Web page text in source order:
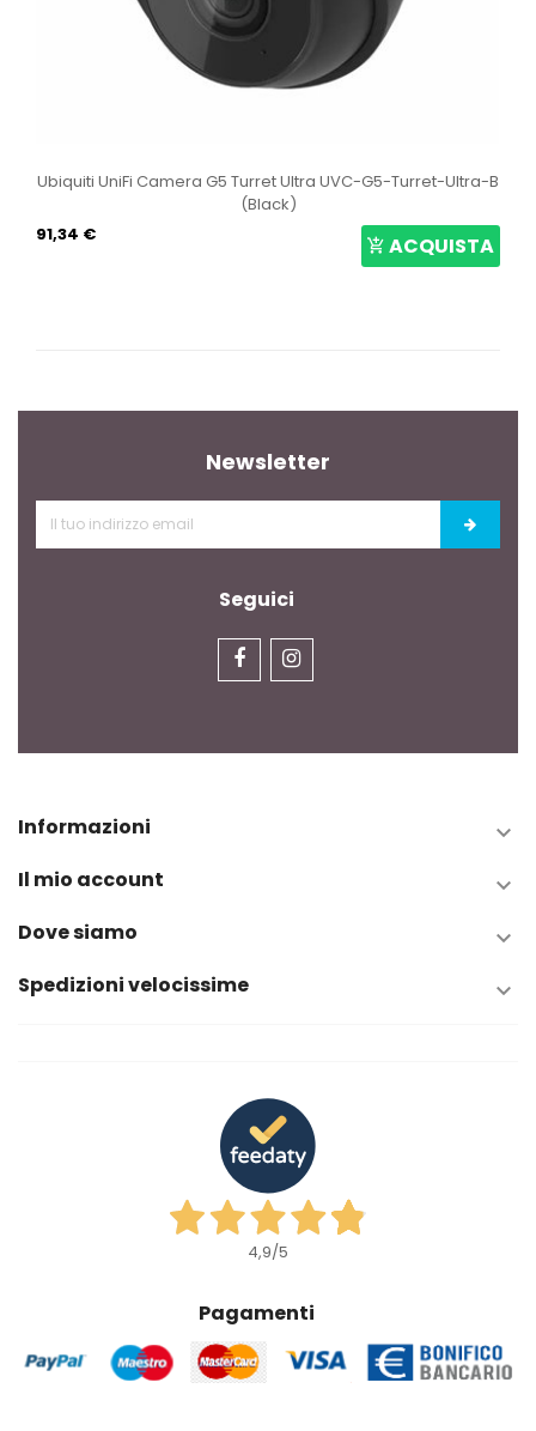
Ubiquiti UniFi Camera G5 Turret Ultra UVC-G5-Turret-Ultra-B
(Black)
91,34 €
ACQUISTA
Newsletter
Seguici
Informazioni 
Il mio account 
Dove siamo 
Spedizioni velocissime 
4,9/5
Pagamenti